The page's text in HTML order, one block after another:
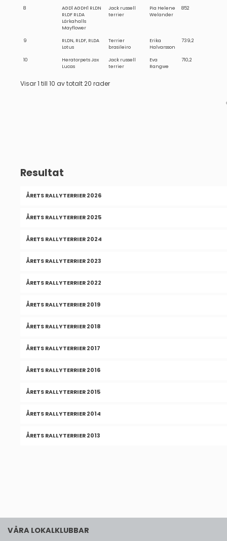
8
AGD1 AGDH1 RLDN
RLDF RLDA
Lärkahalls
Mayflower
Jack russell
terrier
Pia Helene
Welander
852
9
RLDN, RLDF, RLDA
Lotus
Terrier
brasileiro
Erika
Halvarsson
739,2
10
Heratorpets Jax
Lucas
Jack russell
terrier
Eva
Rangwe
710,2
Visar 1 till 10 av totalt 20 rader
Resultat
ÅRETS RALLYTERRIER 2026
ÅRETS RALLYTERRIER 2025
ÅRETS RALLYTERRIER 2024
ÅRETS RALLYTERRIER 2023
ÅRETS RALLYTERRIER 2022
ÅRETS RALLYTERRIER 2019
ÅRETS RALLYTERRIER 2018
ÅRETS RALLYTERRIER 2017
ÅRETS RALLYTERRIER 2016
ÅRETS RALLYTERRIER 2015
ÅRETS RALLYTERRIER 2014
ÅRETS RALLYTERRIER 2013
VÅRA LOKALKLUBBAR